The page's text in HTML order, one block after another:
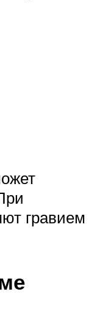
гравием